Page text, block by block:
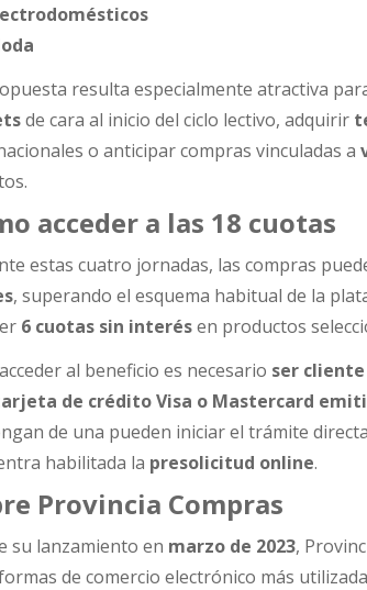
resulta especialmente atractiva
de cara al inicio del ciclo lectivo, adquirir
o anticipar compras vinculadas a
acceder a las 18 cuotas
estas cuatro jornadas, las compras
, superando el esquema habitual de la
6 cuotas sin interésen productos
al beneficio es necesario ser
de crédito Visa o Mastercard
de una pueden iniciar el trámite
habilitada la presolicitud online.
Provincia Compras
su lanzamiento en marzo de 2023,
de comercio electrónico más